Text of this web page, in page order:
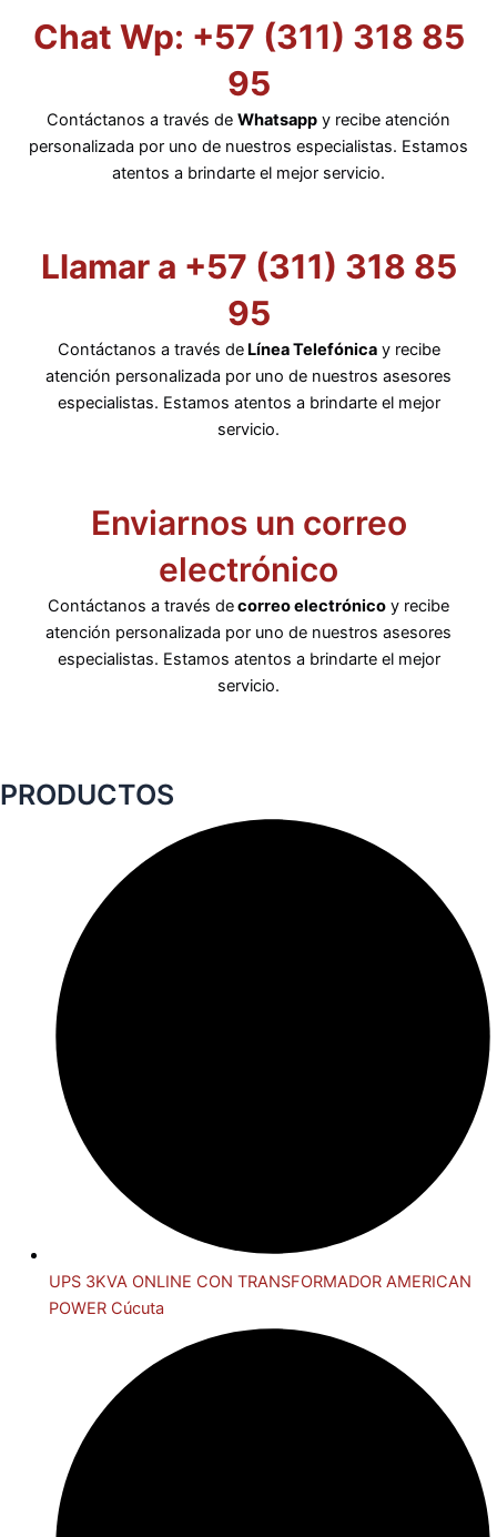
Chat Wp: +57 (311) 318 85
95
Contáctanos a través de Whatsapp y recibe atención
personalizada por uno de nuestros especialistas. Estamos
atentos a brindarte el mejor servicio.
Llamar a +57 (311) 318 85
95
Contáctanos a través deLínea Telefónicay recibe
atención personalizada por uno de nuestros asesores
especialistas. Estamos atentos a brindarte el mejor
servicio.
Enviarnos un correo
electrónico
Contáctanos a través decorreo electrónico y recibe
atención personalizada por uno de nuestros asesores
especialistas. Estamos atentos a brindarte el mejor
servicio.
PRODUCTOS
UPS 3KVA ONLINE CON TRANSFORMADOR AMERICAN
POWER Cúcuta